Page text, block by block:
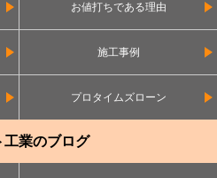
お値打ちである理由
施工事例
プロタイムズローン
工業のブログ